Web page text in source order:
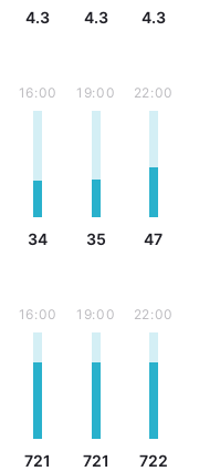
4.3 4.3 4.3
16:00
34
19:00
35
22:00
47
16:00
721
19:00
721
22:00
722